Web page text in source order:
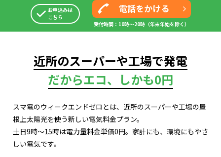
お申込みは
こちら
電話をかける
受付時間：10時～20時（年末年始を除く）
近所のスーパーや工場で発電
だからエコ、しかも0円
スマ電のウィークエンドゼロとは、 近所のスーパーや工場の屋
根上太陽光を使う新しい電気料金プラン。
土日9時〜15時は電力量料金単価0円。家計にも、環境にもやさ
しい電気です。